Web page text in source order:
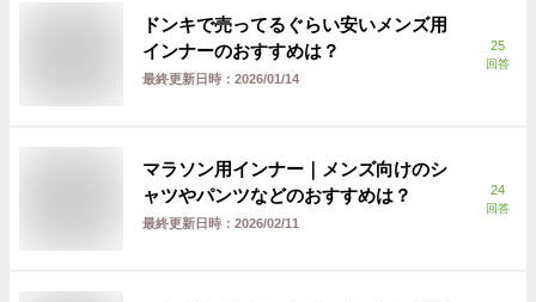
ドンキで売ってるぐらい安いメンズ用
インナーのおすすめは？
最終更新日時： 2026/01/14
25
回答
マラソン用インナー｜メンズ向けのシ
ャツやパンツなどのおすすめは？
最終更新日時： 2026/02/11
24
回答